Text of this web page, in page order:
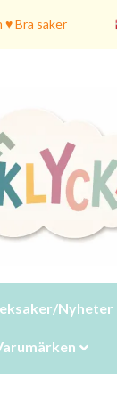
♥ Bra saker
Nyheter